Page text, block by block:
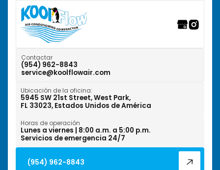
Riverwalk Fort Lauderdale, FL
Tamarac, FL
West Park, FL
Wilton Manors, FL
Contactar
(954) 962-8843
service@koolflowair.com
Ubicación de la oficina:
5945 SW 21st Street, West Park,
FL 33023, Estados Unidos de América
Horas de operación
Lunes a viernes | 8:00 a.m. a 5:00 p.m.
Servicios de emergencia 24/7
(954) 962-8843